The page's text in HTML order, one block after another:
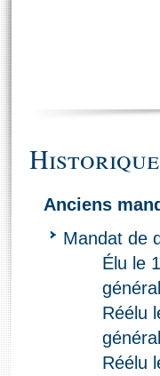
Historique
Anciens
Mandat de
Élu le
Réélu
Réélu